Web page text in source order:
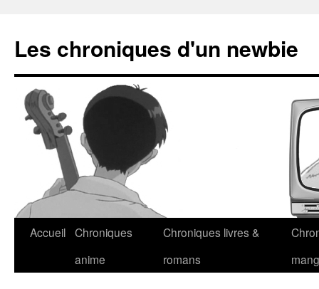
Les chroniques d'un newbie
Accueil Chroniques
anime
Chroniques livres &
romans